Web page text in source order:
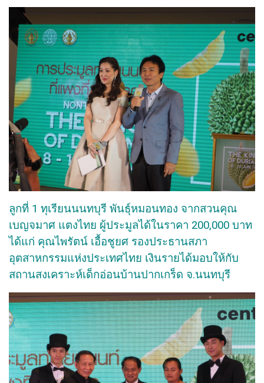
ลูกที่ 1 ทุเรียนนนทบุรี พันธุ์หมอนทอง จากสวนคุณ
เบญจมาศ แตงไทย ผู้ประมูลได้ในราคา 200,000 บาท
ได้แก่ คุณไพรัตน์ เอื้อชูยศ รองประธานสภา
อุตสาหกรรมแห่งประเทศไทย เงินรายได้มอบให้กับ
สถานสงเคราะห์เด็กอ่อนบ้านปากเกร็ด จ.นนทบุรี